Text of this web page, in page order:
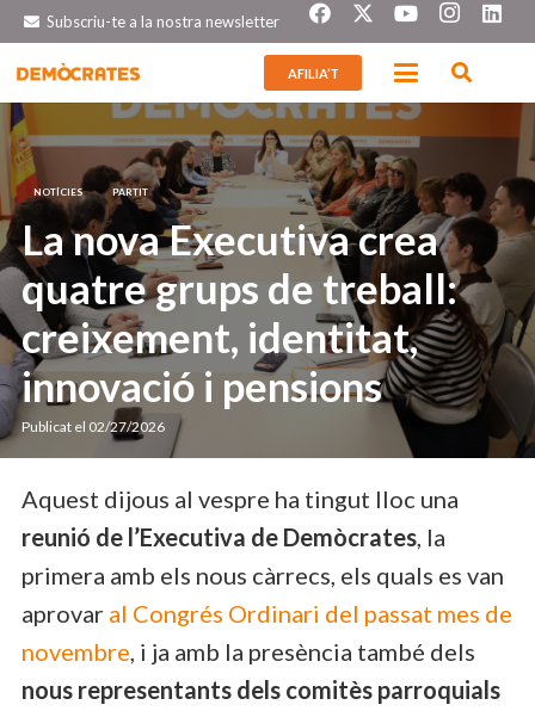
Subscriu-te a la nostra newsletter
AFILIA’T
NOTÍCIES PARTIT
La nova Executiva crea
quatre grups de treball:
creixement, identitat,
innovació i pensions
Publicat el 02/27/2026
Aquest dijous al vespre ha tingut lloc una
reunió de l’Executiva de Demòcrates, la
primera amb els nous càrrecs, els quals es van
aprovar al Congrés Ordinari del passat mes de
novembre, i ja amb la presència també dels
nous representants dels comitès parroquials